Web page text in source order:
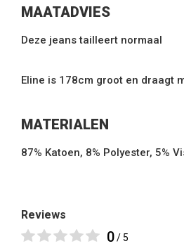
MAATADVIES
Deze jeans tailleert normaal
Eline is 178cm groot en draagt
MATERIALEN
87% Katoen, 8% Polyester, 5%
Reviews
0/ 5